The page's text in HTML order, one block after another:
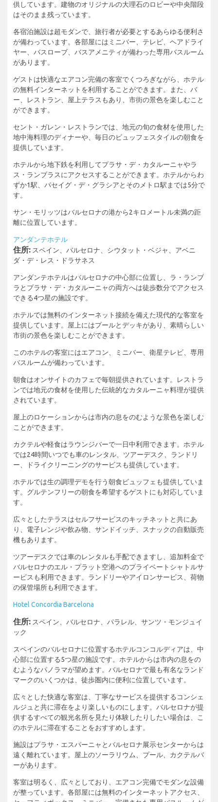
供しています。建物のオリジナルの大理石のロビーや中央階段
はそのまま残っています。
各宿泊施設は超モダンで、旅行者が必要とするあらゆる便利さ
が備わっています。各部屋にはミニバー、テレビ、ヘアドライ
ヤー、バスローブ、バスアメニティが備わった専用バスルーム
があります。
ゲストは快適なエアコン完備の客室でくつろぎながら、ホテル
の無料インターネットを利用することができます。また、バ
ー、レストラン、屋上テラスもあり、市街の景色を楽しむこと
ができます。
セント・ガレン・レストランでは、地元の旬の食材を使用した
地中海料理のディナーや、毎日のビュッフェスタイルの朝食を
提供しています。
ホテルから地下鉄を利用してプラサ・デ・カタルーニャやラ
ス・ランブラスにアクセスすることができます。ホテルからわ
ずか1駅、パセイグ・デ・グラシアとそのメトロ駅までは5分で
す。
サン・モリッツはバルセロナの港から2キロメートル未満の距
離に位置しています。
アンダンテホテル
住所: スペイン、バルセロナ、シウタット・ベジャ、アベニ
ダ・デ・レス・ドラサネス
アンダンテホテルはバルセロナの中心部に位置し、ラ・ランブ
ラとプラサ・デ・カタルーニャの両方へは徒歩数分でアクセス
できる4つ星の施設です。
ホテルでは無料のインターネット接続を備えた現代的な客室を
提供しています。屋上にはプールとデッキがあり、素晴らしい
市街の景色を楽しむことができます。
このホテルの客室にはエアコン、ミニバー、衛星テレビ、専用
バスルームが備わっています。
朝食はオンサイトのカフェで毎朝提供されています。レストラ
ンでは地元の食材を使用した伝統的なカタルーニャ料理が提供
されています。
屋上のロケーションからは市内の息をのむような景色を楽しむ
ことができます。
カクテルや軽食はラウンジバーで一日中利用できます。ホテル
では24時間いつでも車のレンタル、ツアーデスク、ランドリ
ー、ドライクリーニングのサービスも提供しています。
ホテルでは生の調理デモを行う朝食ビュッフェも提供していま
す。グルテンフリーの朝食を希望するゲストにも対応していま
す。
広々としたテラスはセルフサービスのキッチネットと共にあ
り、電子レンジや飲み物、サンドイッチ、スナックの自動販売
機もあります。
ツアーデスクでは車のレンタルも手配できますし、追加料金で
バルセロナのエル・プラット空港へのプライベートシャトルサ
ービスも利用できます。ランドリーやアイロンサービス、荷物
の保管場所も利用できます。
Hotel Concordia Barcelona
住所: スペイン、バルセロナ、パラレル、サンツ・モンジュイ
ック
スペインのバルセロナに位置するホテルコンコルディアは、中
心部に位置する5つ星の施設です。ホテルからは市内の息をの
むようなパノラマが望めます。バルセロナで最も有名なランド
マークのいくつかは、徒歩圏内に便利に位置しています。
広々とした快適な客室は、丁寧なサービスを提供するコンシェ
ルジュと共に滞在をより楽しいものにします。バルセロナが提
供するすべての観光名所を見たり体験したりしたい場合は、こ
のホテルに滞在することをおすすめします。
施設はプラサ・エスパーニャとバルセロナ展示センターからは
遠く離れています。屋上のソーラリウム、プール、カクテルバ
ーがあります。
客室は明るく、広々としており、エアコン完備でモダンな設備
が整っています。各部屋には無料のインターネットアクセス、